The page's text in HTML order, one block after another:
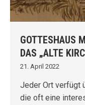
GOTTESHAUS
DAS „ALTE
21. April 2022
Jeder Ort verfügt
die oft eine